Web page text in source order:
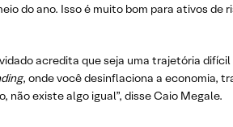
do ano. Isso é muito bom para ativos de
acredita que seja uma trajetória
, onde você desinflaciona a economia,
não existe algo igual”, disse Caio Megale.